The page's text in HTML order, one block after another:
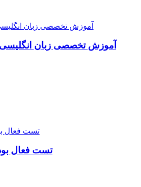
آموزش تخصصی زبان انگلیسی
تست فعال